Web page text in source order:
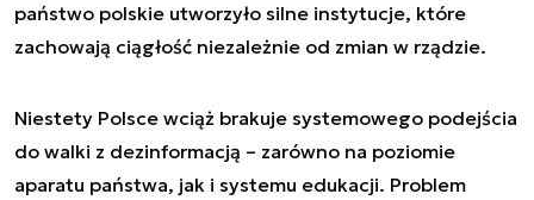
państwo polskie utworzyło silne instytucje, które
zachowają ciągłość niezależnie od zmian w rządzie.
Niestety Polsce wciąż brakuje systemowego podejścia
do walki z dezinformacją – zarówno na poziomie
aparatu państwa, jak i systemu edukacji. Problem